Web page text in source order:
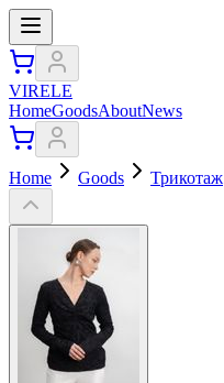
VIRELE
HomeGoodsAboutNews
Home Goods Трикотаж